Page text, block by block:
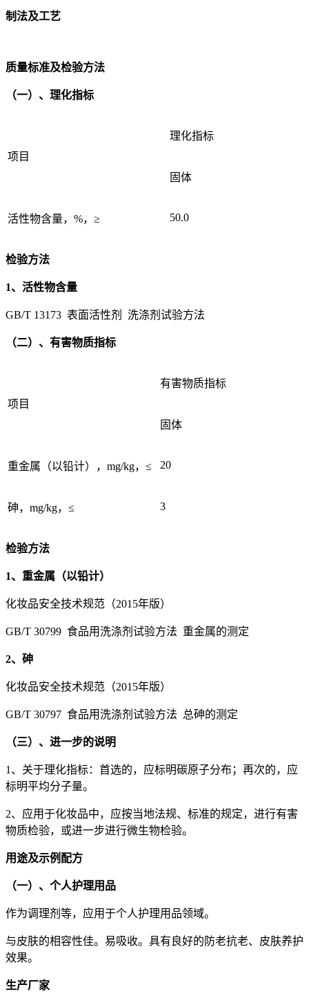
制法及工艺
质量标准及检验方法
（一）、理化指标
项目
理化指标
固体
活性物含量，%，≥ 50.0
检验方法
1、活性物含量
GB/T 13173 表面活性剂 洗涤剂试验方法
（二）、有害物质指标
项目
有害物质指标
固体
重金属（以铅计），mg/kg，≤ 20
砷，mg/kg，≤ 3
检验方法
1、重金属（以铅计）
化妆品安全技术规范（2015年版）
GB/T 30799 食品用洗涤剂试验方法 重金属的测定
2、砷
化妆品安全技术规范（2015年版）
GB/T 30797 食品用洗涤剂试验方法 总砷的测定
（三）、进一步的说明
1、关于理化指标：首选的，应标明碳原子分布；再次的，应
标明平均分子量。
2、应用于化妆品中，应按当地法规、标准的规定，进行有害
物质检验，或进一步进行微生物检验。
用途及示例配方
（一）、个人护理用品
作为调理剂等，应用于个人护理用品领域。
与皮肤的相容性佳。易吸收。具有良好的防老抗老、皮肤养护
效果。
生产厂家